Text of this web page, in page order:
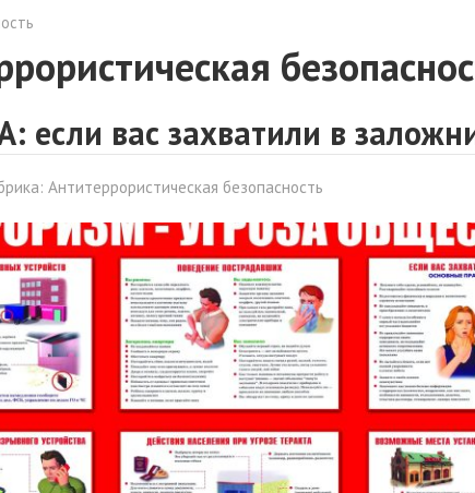
если вас захватили в
Антитеррористическая безопасность